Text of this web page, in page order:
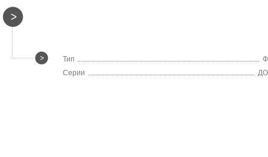
Тип
Серии